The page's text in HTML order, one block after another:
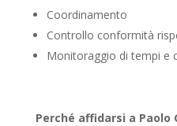
Coordinamento
Controllo conformità
Monitoraggio di tempi e
Perché affidarsi a Paolo